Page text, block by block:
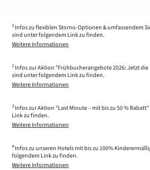
1 Infos zu flexiblen Storno-Optionen & umfassendem
sind unter folgendem Link zu finden.
Weitere Informationen
2 Infos zur Aktion "Frühbucherangebote 2026: Jetzt
sind unter folgendem Link zu finden.
Weitere Informationen
3 Infos zur Aktion "Last Minute – mit bis zu 50 %
Link zu finden.
Weitere Informationen
4 Infos zu unseren Hotels mit bis zu 100%
folgendem Link zu finden.
Weitere Informationen